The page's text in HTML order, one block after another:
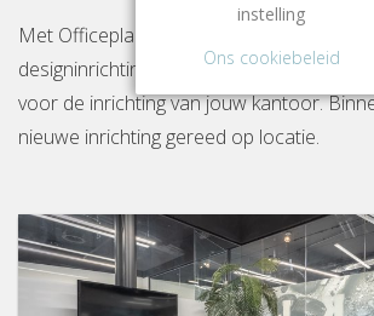
Met Officeplanner huur, huurkoop of
designinrichtingspakket op basis van je
voor de inrichting van jouw kantoor.
nieuwe inrichting gereed op locatie.
instelling
Ons cookiebeleid